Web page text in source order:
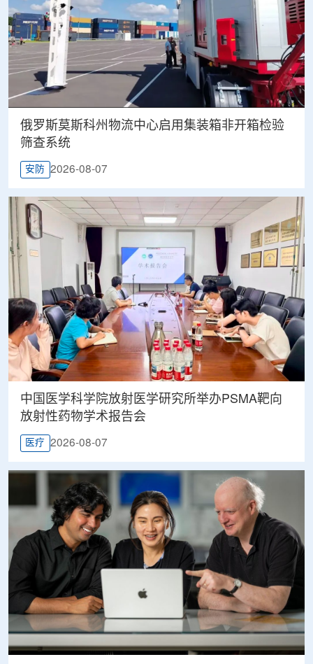
俄罗斯莫斯科州物流中心启用集装箱非开箱检验
筛查系统
安防 2026-08-07
中国医学科学院放射医学研究所举办PSMA靶向
放射性药物学术报告会
医疗 2026-08-07